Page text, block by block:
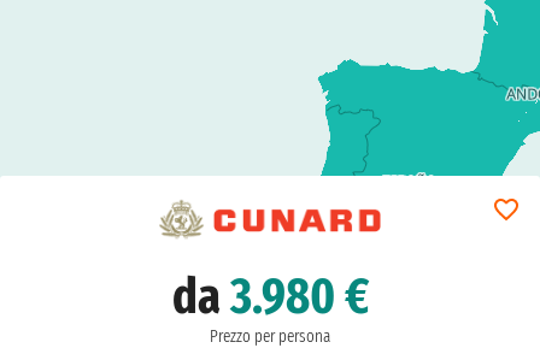
da3.980 €
Prezzo per persona